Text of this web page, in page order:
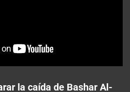
la caída de Bashar Al-